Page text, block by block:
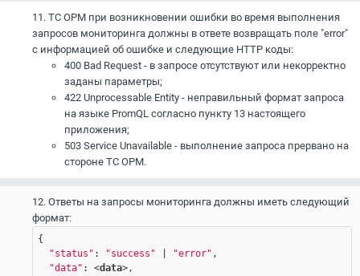
11. ТС ОРМ при возникновении ошибки во время выполнения
запросов мониторинга должны в ответе возвращать поле "error"
с информацией об ошибке и следующие HTTP коды:
400 Bad Request - в запросе отсутствуют или некорректно
заданы параметры;
422 Unprocessable Entity - неправильный формат запроса
на языке PromQL согласно пункту 13 настоящего
приложения;
503 Service Unavailable - выполнение запроса прервано на
стороне ТС ОРМ.
12. Ответы на запросы мониторинга должны иметь следующий
формат:
{
"status" : "success" "error" ,
"data" : <data>,